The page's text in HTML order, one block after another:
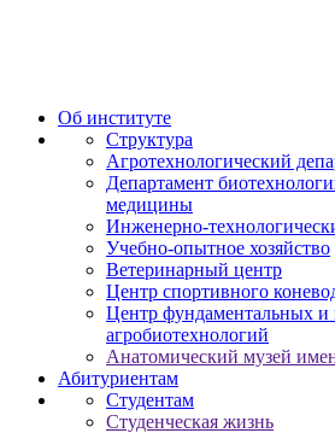
Об институте
Структура
Агротехнологический
Департамент
медицины
Инженерно-
Учебно-опытное хозяйство
Ветеринарный центр
Центр спортивного
Центр фундаментальных
агробиотехнологий
Анатомический музей
Абитуриентам
Студентам
Студенческая жизнь